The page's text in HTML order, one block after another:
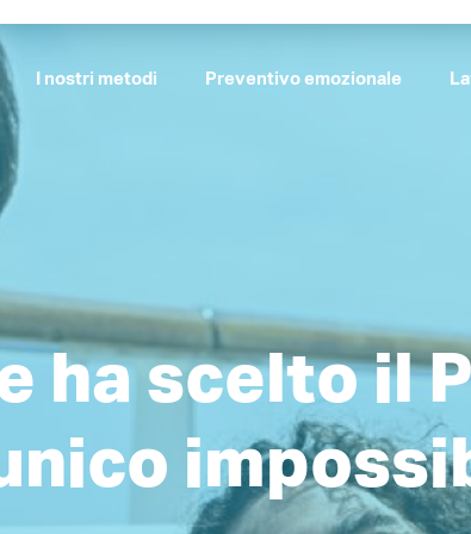
I nostri metodi Preventivo emozionale
ha scelto il